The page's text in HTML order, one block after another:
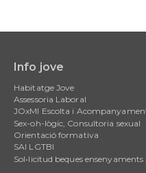
navigation
Info jove
Habitatge Jove
Assessoria Laboral
JOxMI Escolta i
Sex-oh-lògic, Consultoria sexual
Orientació formativa
SAI LGTBI
Sol•licitud beques